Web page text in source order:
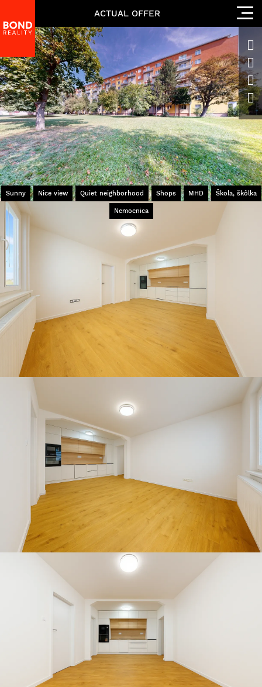
ACTUAL OFFER
Sunny Nice view Quiet neighborhood Shops MHD Škola, škôlka
Nemocnica